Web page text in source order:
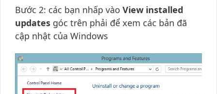
Bước 2: các bạn nhấp vào View installed
updates góc trên phải để xem các bản đã
cập nhật của Windows